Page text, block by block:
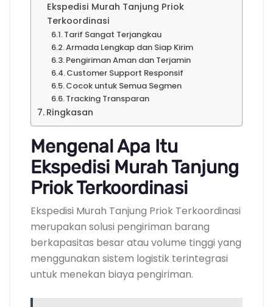
Ekspedisi Murah Tanjung Priok
Terkoordinasi
Tarif Sangat Terjangkau
Armada Lengkap dan Siap Kirim
Pengiriman Aman dan Terjamin
Customer Support Responsif
Cocok untuk Semua Segmen
Tracking Transparan
Ringkasan
Mengenal Apa Itu
Ekspedisi Murah Tanjung
Priok Terkoordinasi
Ekspedisi Murah Tanjung Priok Terkoordinasi
merupakan solusi pengiriman barang
berkapasitas besar atau volume tinggi yang
menggunakan sistem logistik terintegrasi
untuk menekan biaya pengiriman.